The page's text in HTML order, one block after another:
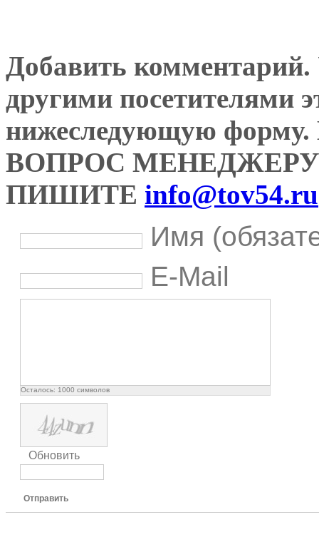
Добавить комментарий.
другими посетителями
нижеследующую
ВОПРОС
ПИШИТЕ info@tov54.ru
Имя
E-Mail
Осталось: 1000 символов
Обновить
Отправить